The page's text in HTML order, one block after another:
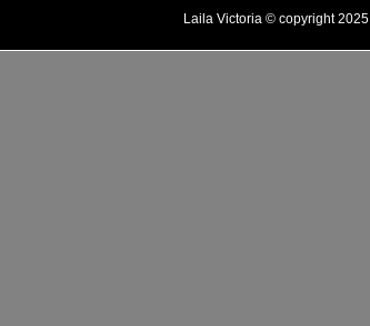
Laila Victoria © copyright 2025